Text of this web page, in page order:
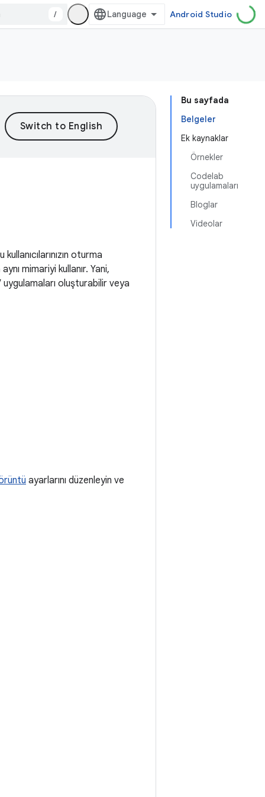
/ Android Studio
Bu sayfada
Belgeler
Ek kaynaklar
Örnekler
Codelab
uygulamaları
Bloglar
Videolar
oturma
mimariyi kullanır. Yani,
oluşturabilir veya
ayarlarını düzenleyin ve